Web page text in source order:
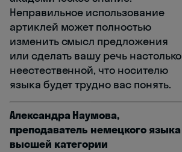
Неправильное использование
артиклей может полностью
изменить смысл предложения
или сделать вашу речь настолько
неестественной, что носителю
языка будет трудно вас понять.
Александра Наумова,
преподаватель немецкого языка
высшей категории